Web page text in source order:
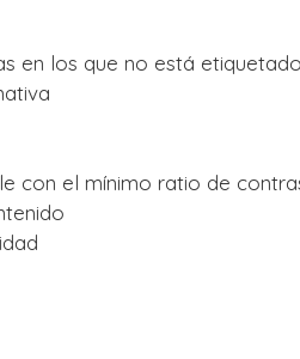
en los que no está
con el mínimo ratio de